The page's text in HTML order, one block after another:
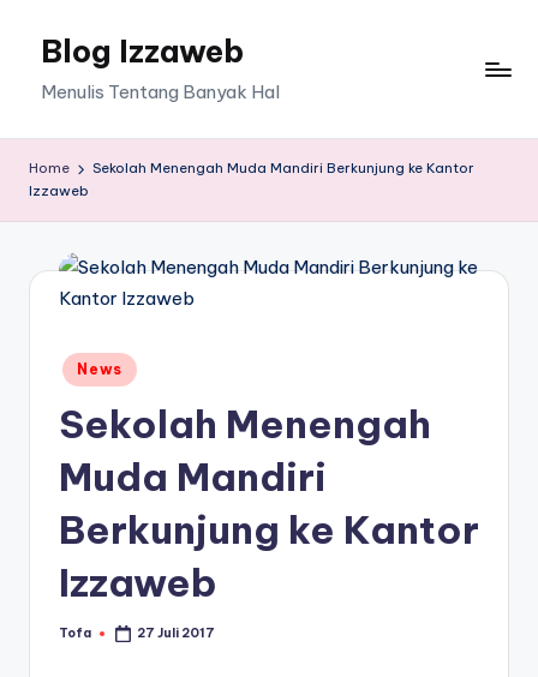
Blog Izzaweb
Menulis Tentang Banyak Hal
Home
Sekolah Menengah Muda Mandiri Berkunjung ke Kantor
Izzaweb
Posted
in
News
Sekolah Menengah
Muda Mandiri
Berkunjung ke Kantor
Izzaweb
Posted
Tofa 27 Juli 2017